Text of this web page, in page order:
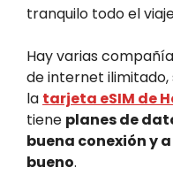
tranquilo todo el
Hay varias
de internet
la tarjeta eSIM de
tiene planes de
buena conexión y
bueno.